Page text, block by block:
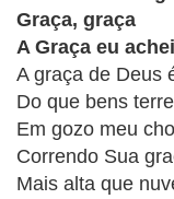
TEORIA
MUSICAL
MINI
DOC
REVIEW
Graça, graça
A Graça eu
A graça de Deus
Do que bens
Em gozo meu
Correndo Sua
Mais alta que